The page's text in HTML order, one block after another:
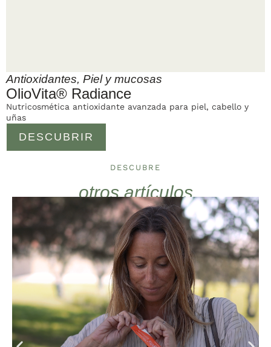
Antioxidantes, Piel y mucosas
OlioVita® Radiance
DESCUBRIR
Nutricosmética antioxidante avanzada para piel, cabello y
uñas
DESCUBRE
otros artículos